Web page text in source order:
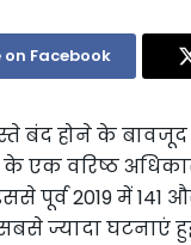
on Facebook
बंद होने के
एक वरिष्ठ
पूर्व 2019 में 141
ज्यादा घटनाएं